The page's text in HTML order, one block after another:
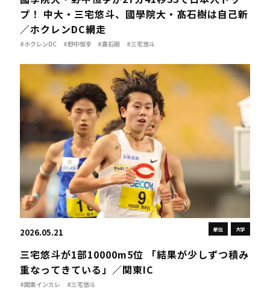
プ！ 中大・三宅悠斗、國學院大・髙石樹は自己新
／ホクレンDC網走
#ホクレンDC #野中恒亨 #髙石樹 #三宅悠斗
駅伝 大学
2026.05.21
三宅悠斗が1部10000m5位 「結果が少しずつ積み
重なってきている」／関東IC
#関東インカレ #三宅悠斗